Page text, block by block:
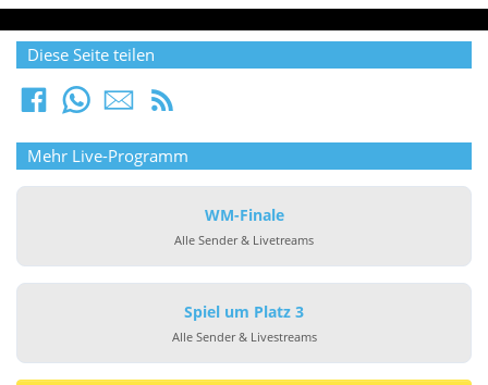
Diese Seite teilen
Mehr Live-Programm
WM-Finale
Alle Sender & Livetreams
Spiel um Platz 3
Alle Sender & Livestreams